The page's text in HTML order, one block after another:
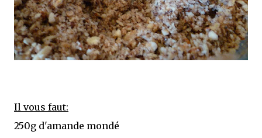
Il vous faut:
250g d'amande mondé